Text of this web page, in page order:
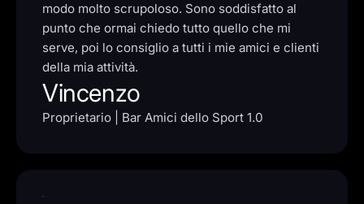
modo molto scrupoloso. Sono soddisfatto al
punto che ormai chiedo tutto quello che mi
serve, poi lo consiglio a tutti i mie amici e clienti
della mia attività.
Vincenzo
Proprietario | Bar Amici dello Sport 1.0